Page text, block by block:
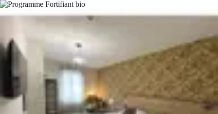
Fruits de Saison
PrintempsSaisonsAlimentation saineArticles MensuelsChoix et
Fruits de Saison